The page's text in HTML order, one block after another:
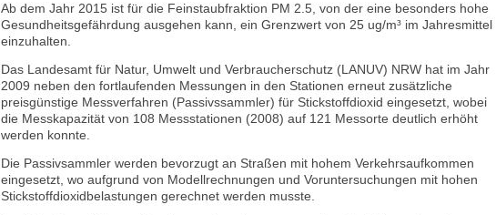
Ab dem Jahr 2015 ist für die Feinstaubfraktion PM 2.5, von der eine besonders hohe
Gesundheitsgefährdung ausgehen kann, ein Grenzwert von 25 ug/m³ im Jahresmittel
einzuhalten.
Das Landesamt für Natur, Umwelt und Verbraucherschutz (LANUV) NRW hat im Jahr
2009 neben den fortlaufenden Messungen in den Stationen erneut zusätzliche
preisgünstige Messverfahren (Passivssammler) für Stickstoffdioxid eingesetzt, wobei
die Messkapazität von 108 Messstationen (2008) auf 121 Messorte deutlich erhöht
werden konnte.
Die Passivsammler werden bevorzugt an Straßen mit hohem Verkehrsaufkommen
eingesetzt, wo aufgrund von Modellrechnungen und Voruntersuchungen mit hohen
Stickstoffdioxidbelastungen gerechnet werden musste.